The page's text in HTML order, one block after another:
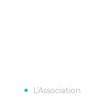
L’Association